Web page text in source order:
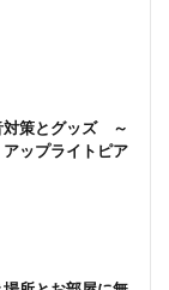
対策とグッズ ～
ップライトピア